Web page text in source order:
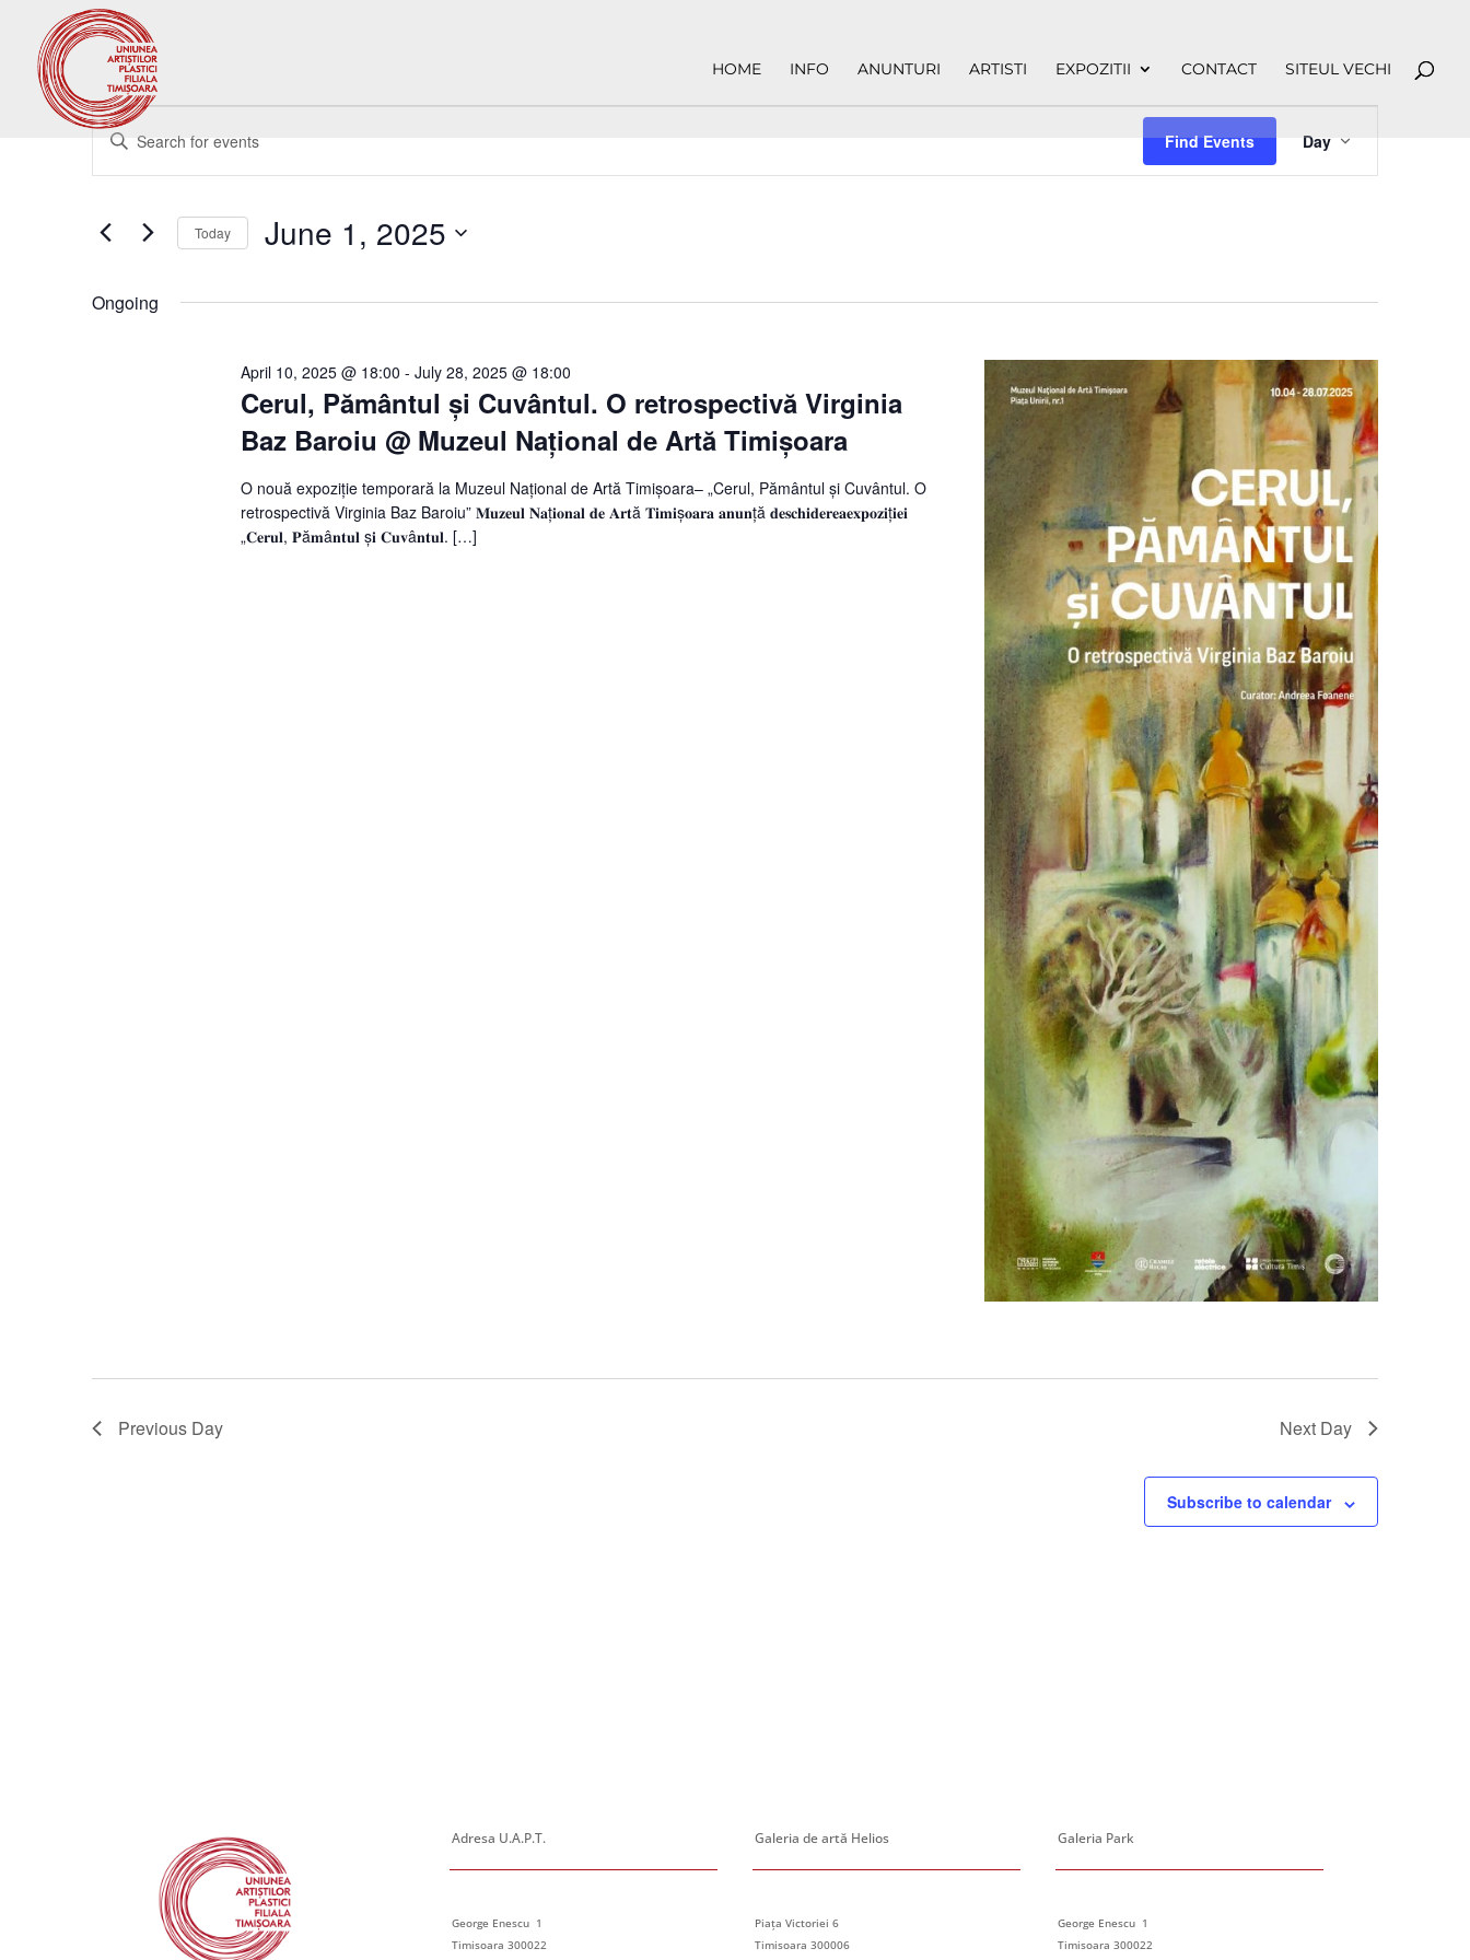
HOME INFO ANUNTURI ARTISTI EXPOZITII CONTACT SITEUL VECHI
Events
for
June
1,
2025
Events
Search
and
Navigation
Enter
Keyword.
Search
Events
Find Events Views
Navigation
Day
Today June 1, 2025
Ongoing
Cerul, Pământul și Cuvântul. O retrospectivă Virginia
Baz Baroiu @ Muzeul Național de Artă Timișoara
April 10, 2025 @ 18:00 - July 28, 2025 @ 18:00
O nouă expoziție temporară la Muzeul Național de Artă Timișoara– „Cerul, Pământul și Cuvântul. O
retrospectivă Virginia Baz Baroiu” 𝐌𝐮𝐳𝐞𝐮𝐥 𝐍𝐚ț𝐢𝐨𝐧𝐚𝐥 𝐝𝐞 𝐀𝐫𝐭ă 𝐓𝐢𝐦𝐢ș𝐨𝐚𝐫𝐚 𝐚𝐧𝐮𝐧ță 𝐝𝐞𝐬𝐜𝐡𝐢𝐝𝐞𝐫𝐞𝐚𝐞𝐱𝐩𝐨𝐳𝐢ț𝐢𝐞𝐢
„𝐂𝐞𝐫𝐮𝐥, 𝐏ă𝐦â𝐧𝐭𝐮𝐥 ș𝐢 𝐂𝐮𝐯â𝐧𝐭𝐮𝐥. […]
Previous Day Next Day
Subscribe to calendar
Adresa U.A.P.T.
George Enescu 1
Timisoara 300022
Galeria de artă Helios
Piața Victoriei 6
Timisoara 300006
Galeria Park
George Enescu 1
Timisoara 300022